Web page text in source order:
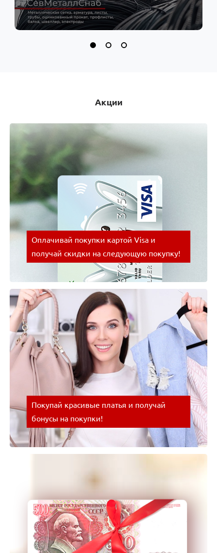
Акции
Оплачивай покупки картой Visa и
получай скидки на следующую покупку!
Оплачивай покупки картой Visa и получай скидки
на следующую покупку!
Покупай красивые платья и получай
бонусы на покупки!
Покупай красивые платья и получай бонусы на
покупки! Успевайте воспользоваться выгодным
предложением!